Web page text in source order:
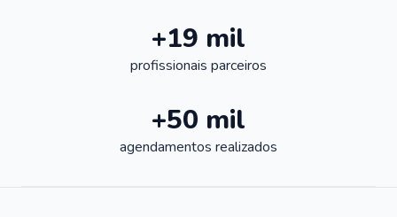
+19 mil
profissionais parceiros
+50 mil
agendamentos realizados